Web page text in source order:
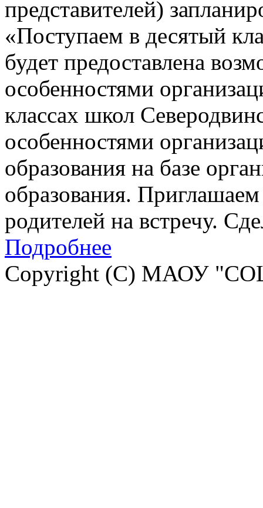
представителей)
«Поступаем в десятый
будет предоставлена
особенностями
классах школ
особенностями
образования на базе
образования.
родителей на встречу.
Подробнее
Copyright (C) МАОУ